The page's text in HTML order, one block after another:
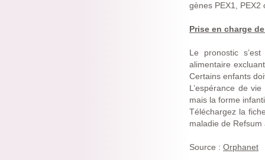
gènes PEX1,
Prise en charge
Le pronostic
alimentaire
Certains enfants
L’espérance de
mais la forme
Téléchargez la
maladie de Refsum
Source : Orphanet